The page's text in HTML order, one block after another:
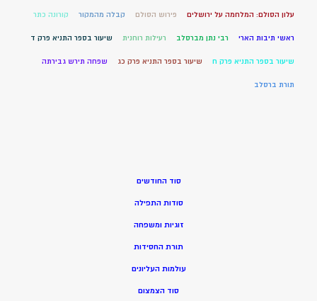
עלון הסולם: המלחמה על ירושלים פירוש הסולם קבלה מהמקור קורונה כתר
ראשי תיבות הארי רבי נתן מברסלב רעילות רוחנית שיעור בספר התניא פרק ד
שיעור בספר התניא פרק ח שיעור בספר התניא פרק כג שפחה תירש גבירתה
תורת ברסלב
סוד החודשים
סודות התפילה
זוגיות ומשפחה
תורת החסידות
עולמות העליונים
סוד הצמצום